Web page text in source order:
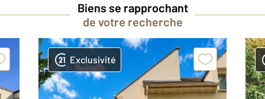
Biens se rapprochant
de votre recherche
Exclusivité